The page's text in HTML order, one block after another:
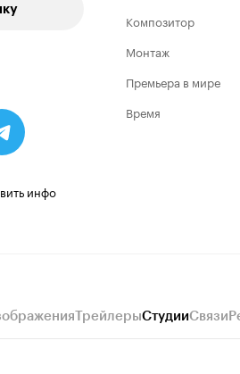
инфо
Композитор
Монтаж
Премьера в мире
Время
ТрейлерыСтудииСвязи